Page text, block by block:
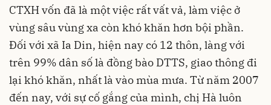
CTXH vốn đã là một việc rất vất vả, làm việc ở
vùng sâu vùng xa còn khó khăn hơn bội phần.
Đối với xã Ia Din, hiện nay có 12 thôn, làng với
trên 99% dân số là đồng bào DTTS, giao thông đi
lại khó khăn, nhất là vào mùa mưa. Từ năm 2007
đến nay, với sự cố gắng của mình, chị Hà luôn